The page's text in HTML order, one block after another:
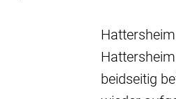
beidseitig